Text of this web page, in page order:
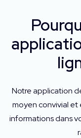
Notre application
moyen convivial
informations dans